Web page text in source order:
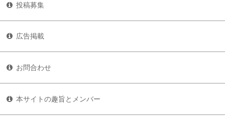
投稿募集
広告掲載
お問合わせ
本サイトの趣旨とメンバー